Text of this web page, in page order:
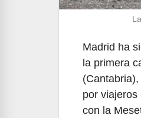
Madrid ha
la primera
por
con la